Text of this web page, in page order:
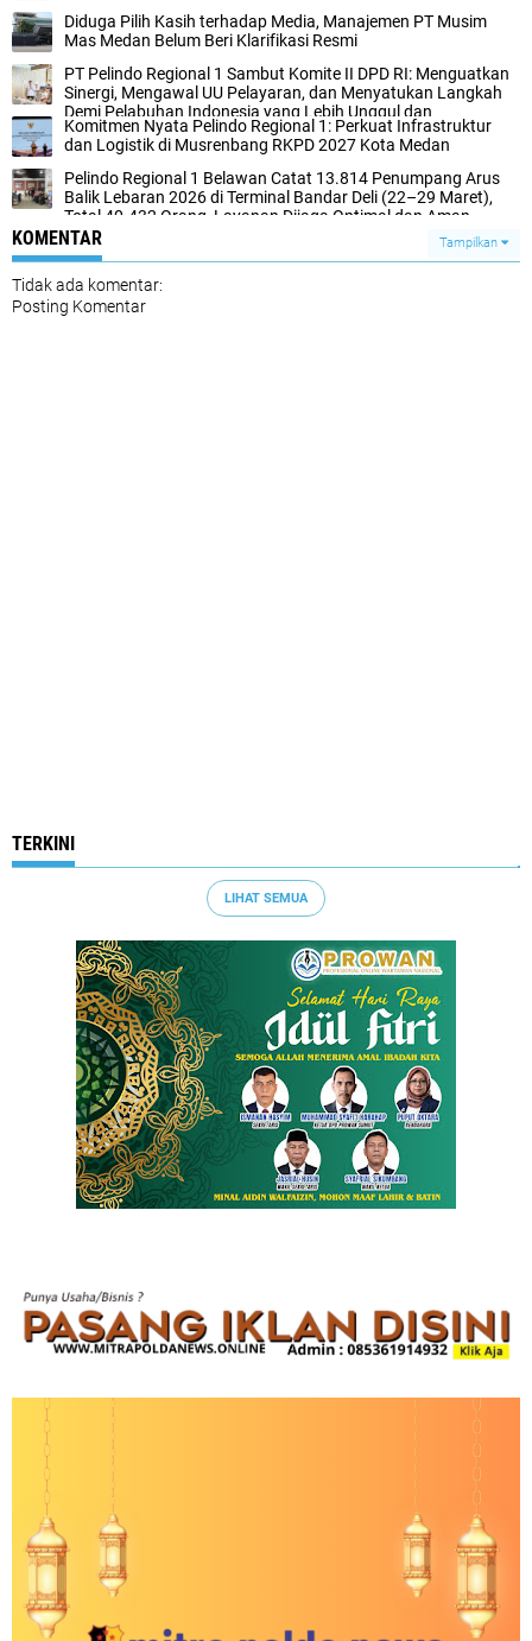
Diduga Pilih Kasih terhadap Media, Manajemen PT Musim
Mas Medan Belum Beri Klarifikasi Resmi
PT Pelindo Regional 1 Sambut Komite II DPD RI: Menguatkan
Sinergi, Mengawal UU Pelayaran, dan Menyatukan Langkah
Demi Pelabuhan Indonesia yang Lebih Unggul dan
Berkelanjutan
Komitmen Nyata Pelindo Regional 1: Perkuat Infrastruktur
dan Logistik di Musrenbang RKPD 2027 Kota Medan
Pelindo Regional 1 Belawan Catat 13.814 Penumpang Arus
Balik Lebaran 2026 di Terminal Bandar Deli (22–29 Maret),
Total 40.432 Orang, Layanan Dijaga Optimal dan Aman
KOMENTAR Tampilkan
Tidak ada komentar:
Posting Komentar
TERKINI
LIHAT SEMUA